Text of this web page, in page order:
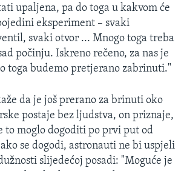
upaljena, pa do toga u kakvom će
eksperiment – svaki
svaki otvor ... Mnogo toga treba
počinju. Iskreno rečeno, za nas je
toga budemo pretjerano zabrinuti."
da je još prerano za brinuti oko
postaje bez ljudstva, on priznaje,
to moglo dogoditi po prvi put od
se dogodi, astronauti ne bi uspjeli
slijedećoj posadi: "Moguće je